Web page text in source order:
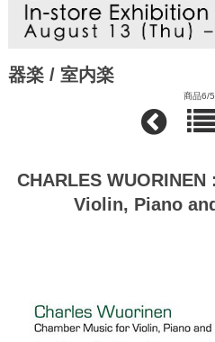
器楽 / 室内楽
商品6/
CHARLES
Violin, Piano